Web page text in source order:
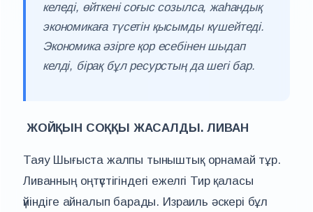
келеді, өйткені соғыс созылса, жаһандық
экономикаға түсетін қысымды күшейтеді.
Экономика әзірге қор есебінен шыдап
келді, бірақ бұл ресурстың да шегі бар.
ЖОЙҚЫН СОҚҚЫ ЖАСАЛДЫ. ЛИВАН
Таяу Шығыста жалпы тыныштық орнамай тұр.
Ливанның оңтүстігіндегі ежелгі Тир қаласы
үйіндіге айналып барады. Израиль әскері бұл